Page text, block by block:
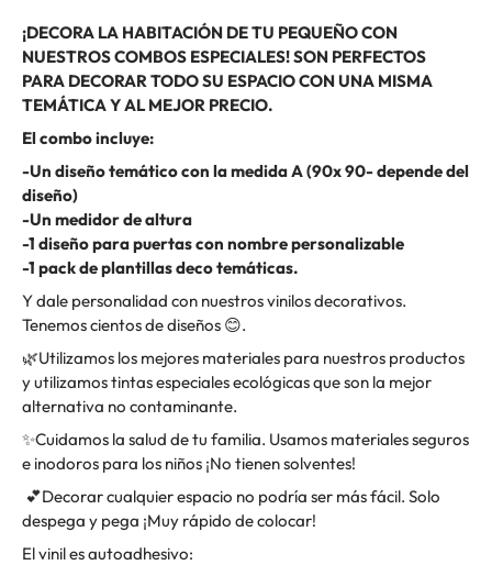
¡DECORA LA HABITACIÓN DE TU PEQUEÑO CON
NUESTROS COMBOS ESPECIALES! SON PERFECTOS
PARA DECORAR TODO SU ESPACIO CON UNA MISMA
TEMÁTICA Y AL MEJOR PRECIO.
El combo incluye:
-Un diseño temático con la medida A (90x 90- depende del
diseño)
-Un medidor de altura
-1 diseño para puertas con nombre personalizable
-1 pack de plantillas deco temáticas.
Y dale personalidad con nuestros vinilos decorativos.
Tenemos cientos de diseños 😊.
🌿Utilizamos los mejores materiales para nuestros productos
y utilizamos tintas especiales ecológicas que son la mejor
alternativa no contaminante.
✨Cuidamos la salud de tu familia. Usamos materiales seguros
e inodoros para los niños ¡No tienen solventes!
💕Decorar cualquier espacio no podría ser más fácil. Solo
despega y pega ¡Muy rápido de colocar!
El vinil es autoadhesivo: